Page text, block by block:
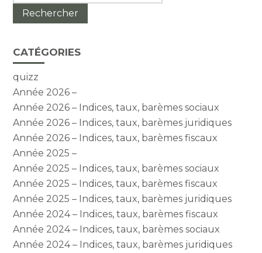
CATÉGORIES
quizz
Année 2026 –
Année 2026 – Indices, taux, barèmes sociaux
Année 2026 – Indices, taux, barèmes juridiques
Année 2026 – Indices, taux, barèmes fiscaux
Année 2025 –
Année 2025 – Indices, taux, barèmes sociaux
Année 2025 – Indices, taux, barèmes fiscaux
Année 2025 – Indices, taux, barèmes juridiques
Année 2024 – Indices, taux, barèmes fiscaux
Année 2024 – Indices, taux, barèmes sociaux
Année 2024 – Indices, taux, barèmes juridiques